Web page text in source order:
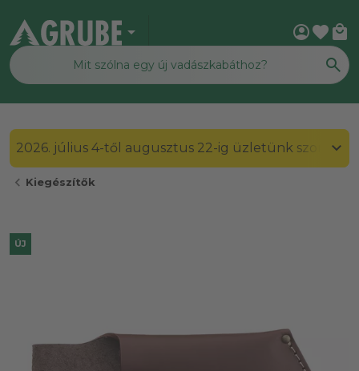
arrow_drop_down account_circlefavorite local_mall
2026. július 4-től augusztus 22-ig üzletünk
chevron_left Kiegészítők
ÚJ